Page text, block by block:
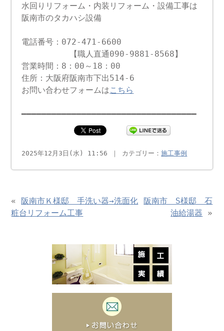
水回りリフォーム・内装リフォーム・設備工事は
阪南市のタカハシ設備
電話番号：072-471-6600
【職人直通090-9881-8568】
営業時間：8：00～18：00
住所：大阪府阪南市下出514-6
お問い合わせフォームはこちら
━━━━━━━━━━━━━━━━━━━━━━━━━━━━━━━━━━━
2025年12月3日(水) 11:56 ｜ カテゴリー：施工事例
« 阪南市Ｋ様邸 手洗い器→洗面化
粧台リフォーム工事
阪南市 S様邸 石
油給湯器 »